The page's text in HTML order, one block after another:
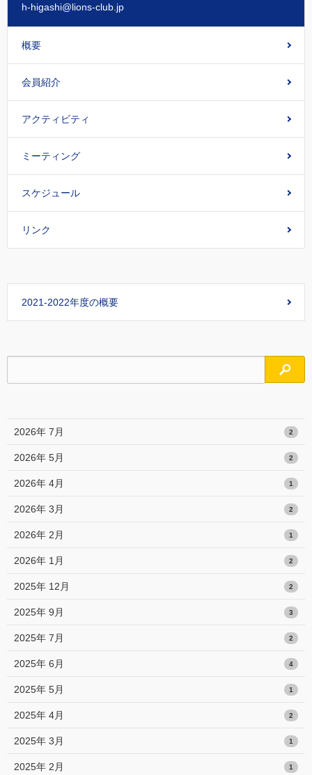
h-higashi@lions-club.jp
概要
会員紹介
アクティビティ
ミーティング
スケジュール
リンク
2021-2022年度の概要
検索
2026年 7月 2
2026年 5月 2
2026年 4月 1
2026年 3月 2
2026年 2月 1
2026年 1月 2
2025年 12月 2
2025年 9月 3
2025年 7月 2
2025年 6月 4
2025年 5月 1
2025年 4月 2
2025年 3月 1
2025年 2月 1